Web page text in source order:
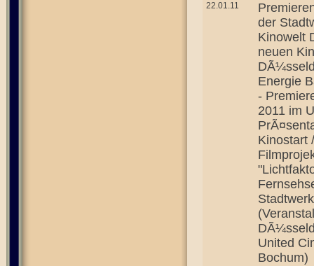
22.01.11
der
Kinowelt
neuen
Energie
-
2011 im
Kinostart
United
Bochum)